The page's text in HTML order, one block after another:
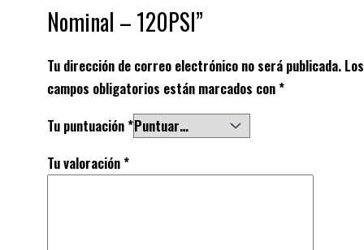
Nominal – 120PSI”
Tu dirección de correo electrónico no será publicada. Los
campos obligatorios están marcados con*
Tu puntuación*
Tu valoración*